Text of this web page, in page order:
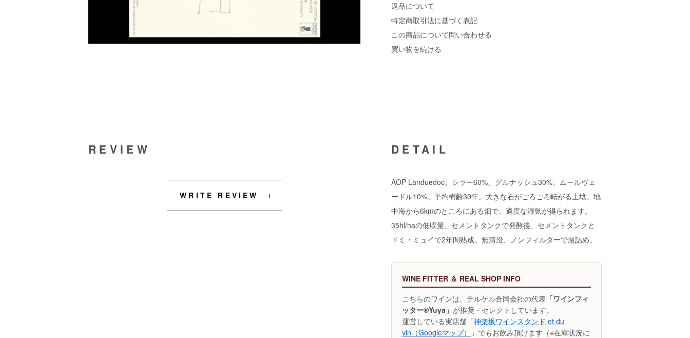
返品について
特定商取引法に基づく表記
この商品について問い合わせる
買い物を続ける
DETAIL
AOP Landuedoc。シラー60%、グルナッシュ30%、ムールヴェ
ードル10%。平均樹齢30年。大きな石がごろごろ転がる土壌。地
中海から6kmのところにある畑で、適度な湿気が得られます。
35hl/haの低収量。セメントタンクで発酵後、セメントタンクと
ドミ・ミュイで2年間熟成。無清澄、ノンフィルターで瓶詰め。
WINE FITTER ＆ REAL SHOP INFO
こちらのワインは、テルケル合同会社の代表 「ワインフィ
ッター®Yuya」 が推奨・セレクトしています。
運営している実店舗「神楽坂ワインスタンド et du
vin（Googleマップ）
」でもお飲み頂けます（※在庫状況に
REVIEW
WRITE REVIEW